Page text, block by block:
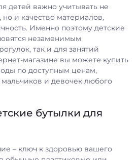
детей важно учитывать не
но и качество материалов,
Именно поэтому детские
незаменимым
так и для занятий
магазине вы можете купить
по доступным ценам,
и девочек любого
бутылки для
– ключ к здоровью вашего